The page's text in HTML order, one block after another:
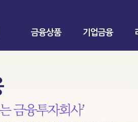
금융상품 기업금융